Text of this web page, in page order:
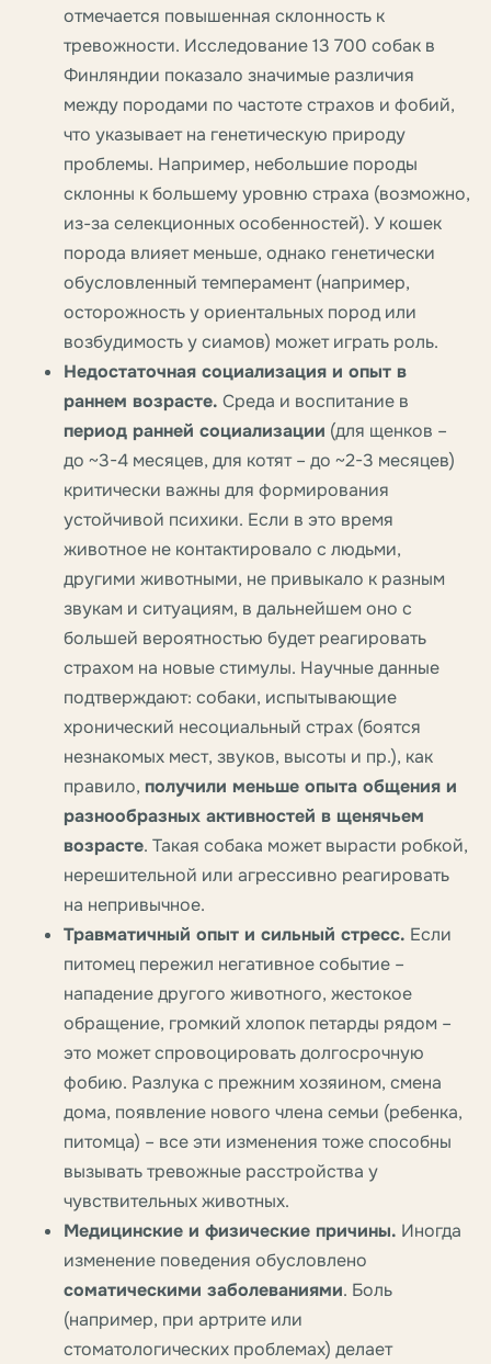
отмечается повышенная склонность к
тревожности. Исследование 13 700 собак в
Финляндии показало значимые различия
между породами по частоте страхов и фобий,
что указывает на генетическую природу
проблемы. Например, небольшие породы
склонны к большему уровню страха (возможно,
из-за селекционных особенностей). У кошек
порода влияет меньше, однако генетически
обусловленный темперамент (например,
осторожность у ориентальных пород или
возбудимость у сиамов) может играть роль.
Недостаточная социализация и опыт в
раннем возрасте. Среда и воспитание в
период ранней социализации (для щенков –
до ~3-4 месяцев, для котят – до ~2-3 месяцев)
критически важны для формирования
устойчивой психики. Если в это время
животное не контактировало с людьми,
другими животными, не привыкало к разным
звукам и ситуациям, в дальнейшем оно с
большей вероятностью будет реагировать
страхом на новые стимулы. Научные данные
подтверждают: собаки, испытывающие
хронический несоциальный страх (боятся
незнакомых мест, звуков, высоты и пр.), как
правило, получили меньше опыта общения и
разнообразных активностей в щенячьем
возрасте. Такая собака может вырасти робкой,
нерешительной или агрессивно реагировать
на непривычное.
Травматичный опыт и сильный стресс. Если
питомец пережил негативное событие –
нападение другого животного, жестокое
обращение, громкий хлопок петарды рядом –
это может спровоцировать долгосрочную
фобию. Разлука с прежним хозяином, смена
дома, появление нового члена семьи (ребенка,
питомца) – все эти изменения тоже способны
вызывать тревожные расстройства у
чувствительных животных.
Медицинские и физические причины. Иногда
изменение поведения обусловлено
соматическими заболеваниями. Боль
(например, при артрите или
стоматологических проблемах) делает